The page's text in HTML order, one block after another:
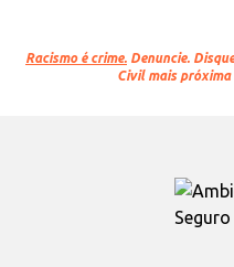
Racismo é crime. Denuncie.
Civil mais